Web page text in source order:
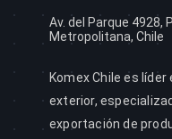
Av. del Parque 4928,
Metropolitana, Chile
Komex Chile es
exterior,
exportación de